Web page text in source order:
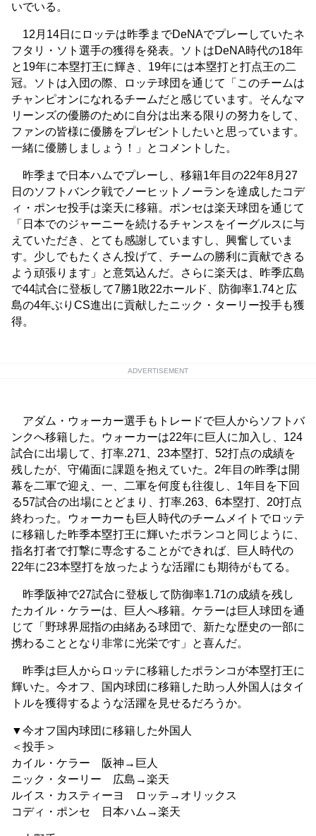
いでいる。
12月14日にロッテは昨季までDeNAでプレーしていたネ
フタリ・ソト選手の獲得を発表。ソトはDeNA時代の18年
と19年に本塁打王に輝き、19年には本塁打と打点王の二
冠。ソトは入団の際、ロッテ球団を通じて「このチームは
チャンピオンになれるチームだと感じています。そんなマ
リーンズの優勝のために自分は出来る限りの努力をして、
ファンの皆様に優勝をプレゼントしたいと思っています。
一緒に優勝しましょう！」とコメントした。
昨季まで日本ハムでプレーし、移籍1年目の22年8月27
日のソフトバンク戦でノーヒットノーランを達成したコデ
ィ・ポンセ投手は楽天に移籍。ポンセは楽天球団を通じて
「日本でのジャーニーを続けるチャンスをイーグルスに与
えていただき、とても感謝していますし、興奮していま
す。少しでもたくさん投げて、チームの勝利に貢献できる
よう頑張ります」と意気込んだ。さらに楽天は、昨季広島
で44試合に登板して7勝1敗22ホールド、防御率1.74と広
島の4年ぶりCS進出に貢献したニック・ターリー投手も獲
得。
ADVERTISEMENT
アダム・ウォーカー選手もトレードで巨人からソフトバ
ンクへ移籍した。ウォーカーは22年に巨人に加入し、124
試合に出場して、打率.271、23本塁打、52打点の成績を
残したが、守備面に課題を抱えていた。2年目の昨季は開
幕を二軍で迎え、一、二軍を何度も往復し、1年目を下回
る57試合の出場にとどまり、打率.263、6本塁打、20打点
終わった。ウォーカーも巨人時代のチームメイトでロッテ
に移籍した昨季本塁打王に輝いたポランコと同じように、
指名打者で打撃に専念することができれば、巨人時代の
22年に23本塁打を放ったような活躍にも期待がもてる。
昨季阪神で27試合に登板して防御率1.71の成績を残し
たカイル・ケラーは、巨人へ移籍。ケラーは巨人球団を通
じて「野球界屈指の由緒ある球団で、新たな歴史の一部に
携わることとなり非常に光栄です」と喜んだ。
昨季は巨人からロッテに移籍したポランコが本塁打王に
輝いた。今オフ、国内球団に移籍した助っ人外国人はタイ
トルを獲得するような活躍を見せるだろうか。
▼今オフ国内球団に移籍した外国人
＜投手＞
カイル・ケラー 阪神→巨人
ニック・ターリー 広島→楽天
ルイス・カスティーヨ ロッテ→オリックス
コディ・ポンセ 日本ハム→楽天